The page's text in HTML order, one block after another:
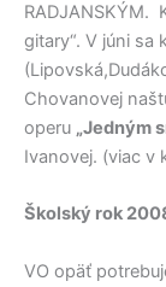
RADJANSKÝM.
gitary“. V júni sa
Chovanovej
operu „Jedným
Ivanovej. (viac v
Školský rok
VO opäť